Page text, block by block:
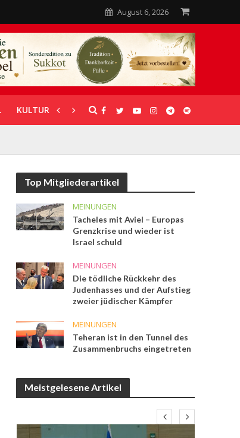
August 6, 2026
KULTUR UNTERSTÜTZUNG
Top Mitgliederartikel
MEINUNGEN
Tacheles mit Aviel – Europas
Grenzkrise und wieder ist
Israel schuld
MEINUNGEN
Die tödliche Rückkehr des
Judenhasses und der Aufstieg
zweier jüdischer Kämpfer
MEINUNGEN
Teheran ist in den Tunnel des
Zusammenbruchs eingetreten
Meistgelesene Artikel